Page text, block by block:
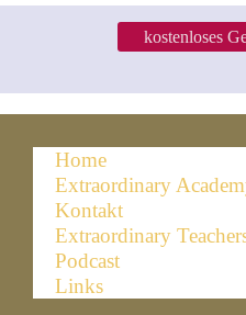
kostenloses
Home
Extraordinary
Kontakt
Extraordinary
Podcast
Links